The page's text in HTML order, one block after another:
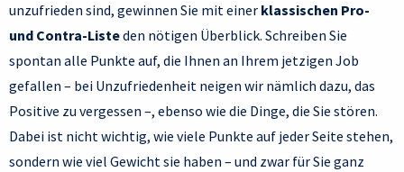
unzufrieden sind, gewinnen Sie mit einer klassischen Pro-
und Contra-Listeden nötigen Überblick. Schreiben Sie
spontan alle Punkte auf, die Ihnen an Ihrem jetzigen Job
gefallen – bei Unzufriedenheit neigen wir nämlich dazu, das
Positive zu vergessen –, ebenso wie die Dinge, die Sie stören.
Dabei ist nicht wichtig, wie viele Punkte auf jeder Seite stehen,
sondern wie viel Gewicht sie haben – und zwar für Sie ganz